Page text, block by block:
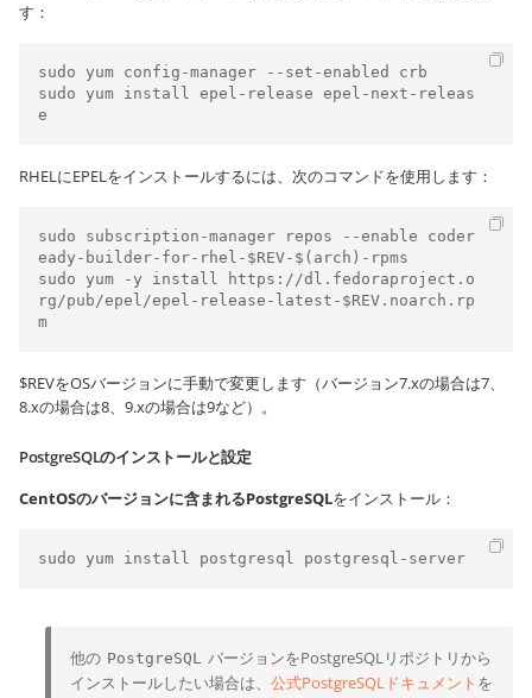
す：
sudo yum config-manager --set-enabled crb
sudo yum install epel-release epel-next-releas
e
RHELにEPELをインストールするには、次のコマンドを使用します：
sudo subscription-manager repos --enable coder
eady-builder-for-rhel-$REV-$(arch)-rpms
sudo yum -y install https://dl.fedoraproject.o
rg/pub/epel/epel-release-latest-$REV.noarch.rp
m
$REVをOSバージョンに手動で変更します（バージョン7.xの場合は7、
8.xの場合は8、9.xの場合は9など）。
PostgreSQLのインストールと設定
CentOSのバージョンに含まれるPostgreSQLをインストール：
sudo yum install postgresql postgresql-server
他の PostgreSQL バージョンをPostgreSQLリポジトリから
インストールしたい場合は、 公式PostgreSQLドキュメント を